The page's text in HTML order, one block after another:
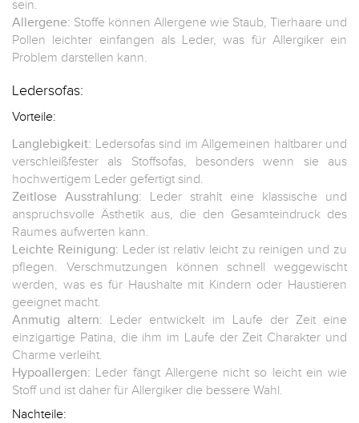
sein.
Allergene: Stoffe können Allergene wie Staub, Tierhaare und
Pollen leichter einfangen als Leder, was für Allergiker ein
Problem darstellen kann.
Ledersofas:
Vorteile:
Langlebigkeit: Ledersofas sind im Allgemeinen haltbarer und
verschleißfester als Stoffsofas, besonders wenn sie aus
hochwertigem Leder gefertigt sind.
Zeitlose Ausstrahlung: Leder strahlt eine klassische und
anspruchsvolle Ästhetik aus, die den Gesamteindruck des
Raumes aufwerten kann.
Leichte Reinigung: Leder ist relativ leicht zu reinigen und zu
pflegen. Verschmutzungen können schnell weggewischt
werden, was es für Haushalte mit Kindern oder Haustieren
geeignet macht.
Anmutig altern: Leder entwickelt im Laufe der Zeit eine
einzigartige Patina, die ihm im Laufe der Zeit Charakter und
Charme verleiht.
Hypoallergen: Leder fängt Allergene nicht so leicht ein wie
Stoff und ist daher für Allergiker die bessere Wahl.
Nachteile: